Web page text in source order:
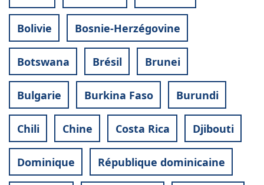
Bolivie Bosnie-Herzégovine
Botswana Brésil Brunei
Bulgarie Burkina Faso Burundi
Chili Chine Costa Rica Djibouti
Dominique République dominicaine